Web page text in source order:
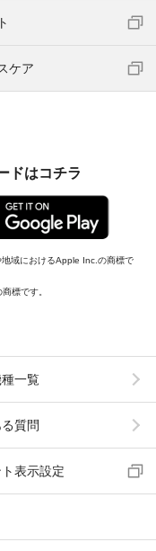
ケア
ドはコチラ
域におけるApple Inc.の商標で
標です。
一覧
質問
表示設定